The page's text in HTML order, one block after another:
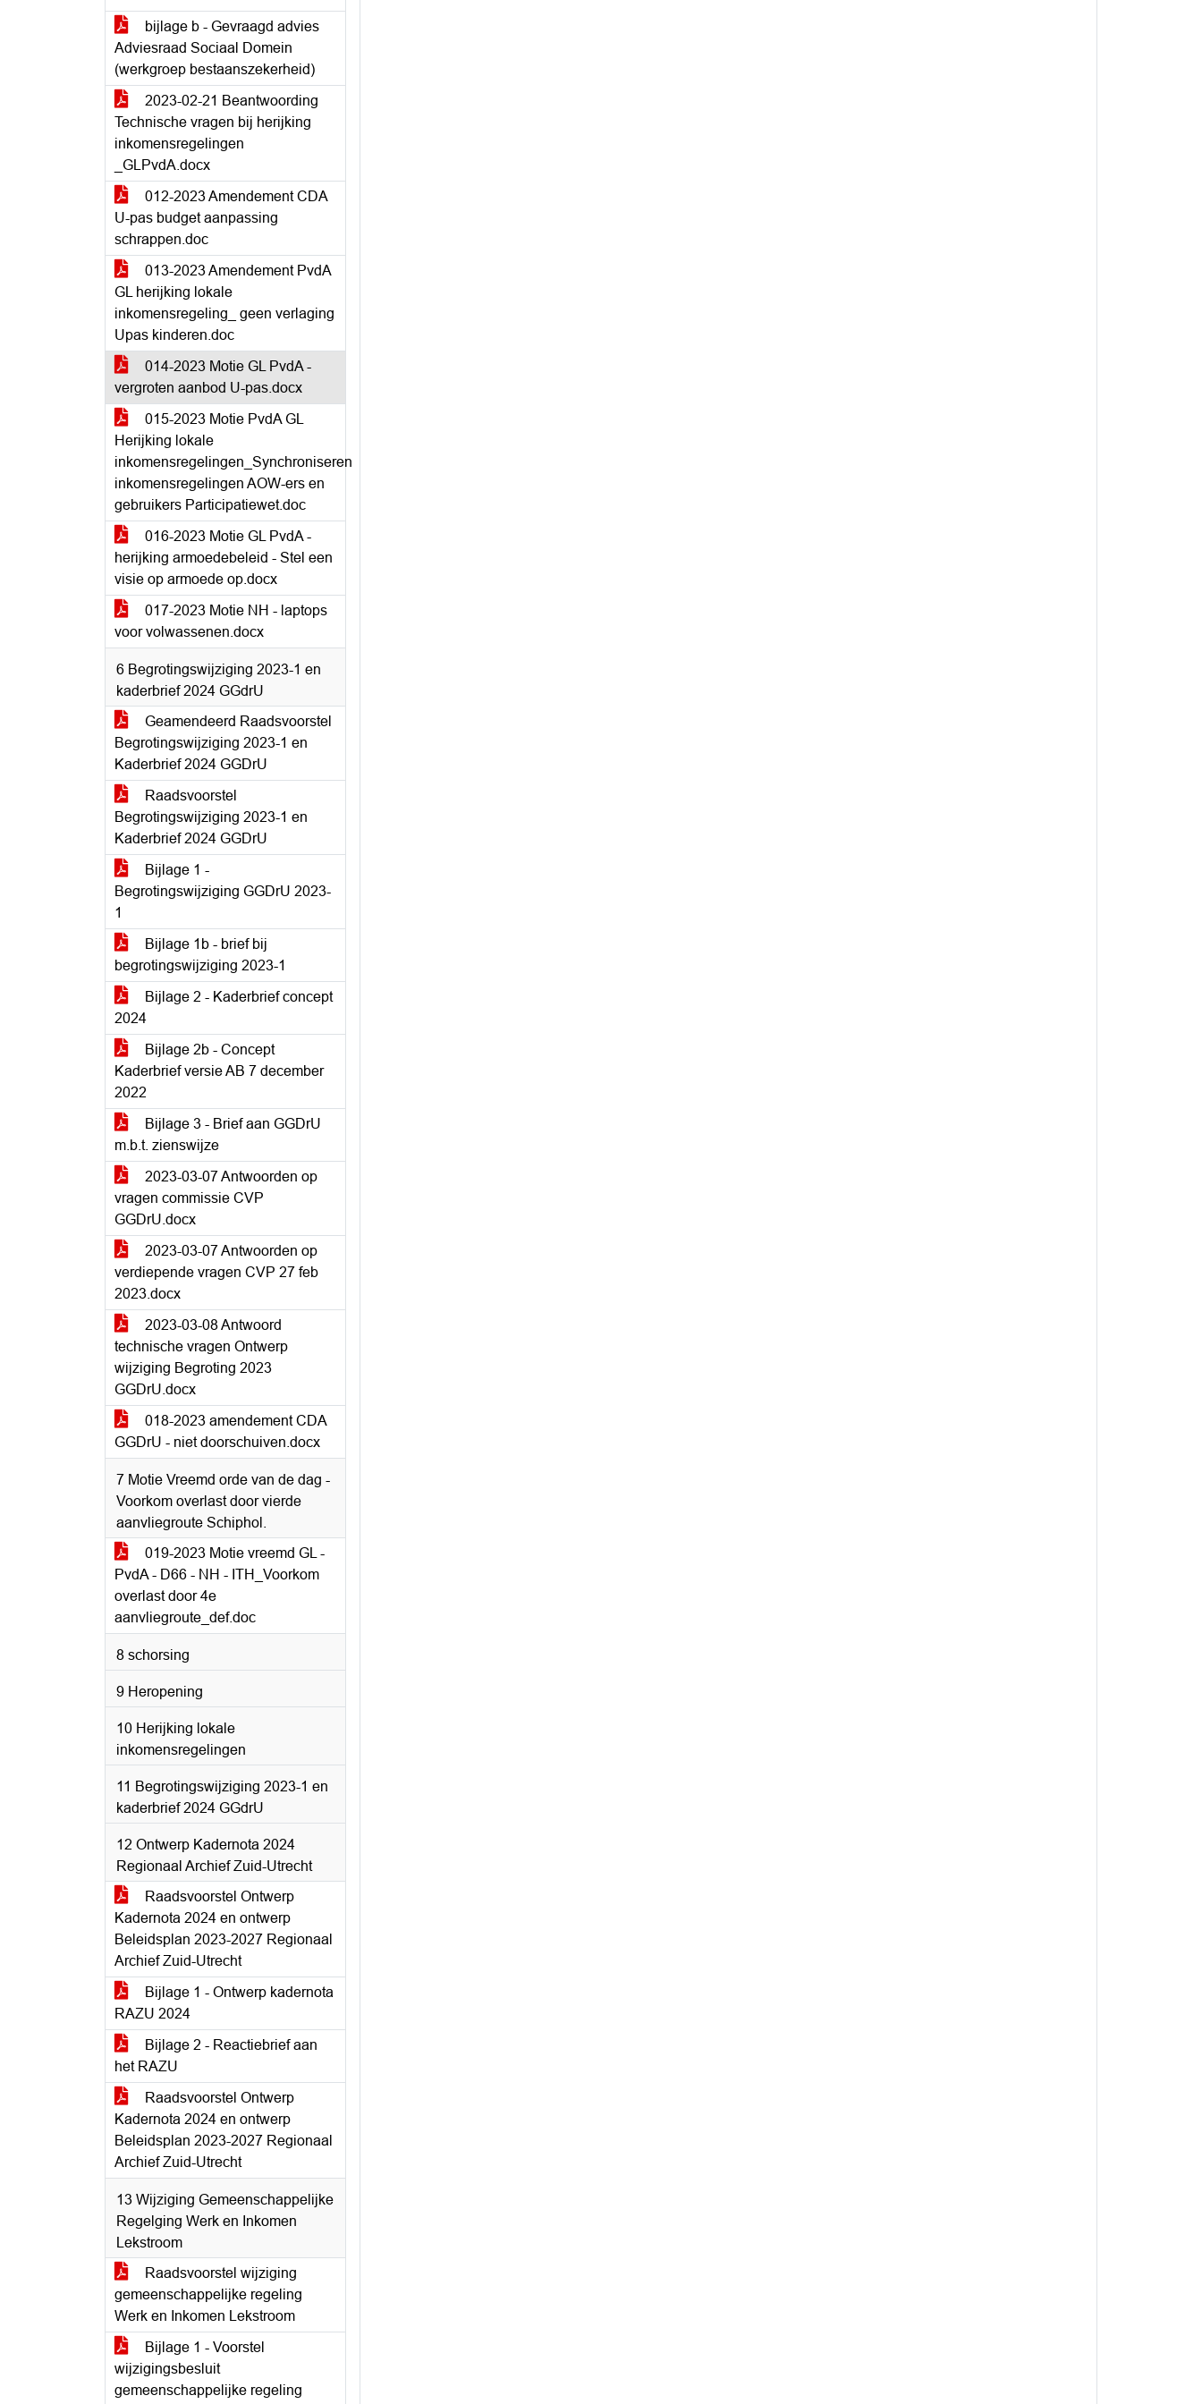
bijlage b - Gevraagd advies
Adviesraad Sociaal Domein
(werkgroep bestaanszekerheid)
2023-02-21 Beantwoording
Technische vragen bij herijking
inkomensregelingen
_GLPvdA.docx
012-2023 Amendement CDA
U-pas budget aanpassing
schrappen.doc
013-2023 Amendement PvdA
GL herijking lokale
inkomensregeling_ geen verlaging
Upas kinderen.doc
014-2023 Motie GL PvdA -
vergroten aanbod U-pas.docx
015-2023 Motie PvdA GL
Herijking lokale
inkomensregelingen_Synchroniseren
inkomensregelingen AOW-ers en
gebruikers Participatiewet.doc
016-2023 Motie GL PvdA -
herijking armoedebeleid - Stel een
visie op armoede op.docx
017-2023 Motie NH - laptops
voor volwassenen.docx
6 Begrotingswijziging 2023-1 en
kaderbrief 2024 GGdrU
Geamendeerd Raadsvoorstel
Begrotingswijziging 2023-1 en
Kaderbrief 2024 GGDrU
Raadsvoorstel
Begrotingswijziging 2023-1 en
Kaderbrief 2024 GGDrU
Bijlage 1 -
Begrotingswijziging GGDrU 2023-
1
Bijlage 1b - brief bij
begrotingswijziging 2023-1
Bijlage 2 - Kaderbrief concept
2024
Bijlage 2b - Concept
Kaderbrief versie AB 7 december
2022
Bijlage 3 - Brief aan GGDrU
m.b.t. zienswijze
2023-03-07 Antwoorden op
vragen commissie CVP
GGDrU.docx
2023-03-07 Antwoorden op
verdiepende vragen CVP 27 feb
2023.docx
2023-03-08 Antwoord
technische vragen Ontwerp
wijziging Begroting 2023
GGDrU.docx
018-2023 amendement CDA
GGDrU - niet doorschuiven.docx
7 Motie Vreemd orde van de dag -
Voorkom overlast door vierde
aanvliegroute Schiphol.
019-2023 Motie vreemd GL -
PvdA - D66 - NH - ITH_Voorkom
overlast door 4e
aanvliegroute_def.doc
8 schorsing
9 Heropening
10 Herijking lokale
inkomensregelingen
11 Begrotingswijziging 2023-1 en
kaderbrief 2024 GGdrU
12 Ontwerp Kadernota 2024
Regionaal Archief Zuid-Utrecht
Raadsvoorstel Ontwerp
Kadernota 2024 en ontwerp
Beleidsplan 2023-2027 Regionaal
Archief Zuid-Utrecht
Bijlage 1 - Ontwerp kadernota
RAZU 2024
Bijlage 2 - Reactiebrief aan
het RAZU
Raadsvoorstel Ontwerp
Kadernota 2024 en ontwerp
Beleidsplan 2023-2027 Regionaal
Archief Zuid-Utrecht
13 Wijziging Gemeenschappelijke
Regelging Werk en Inkomen
Lekstroom
Raadsvoorstel wijziging
gemeenschappelijke regeling
Werk en Inkomen Lekstroom
Bijlage 1 - Voorstel
wijzigingsbesluit
gemeenschappelijke regeling